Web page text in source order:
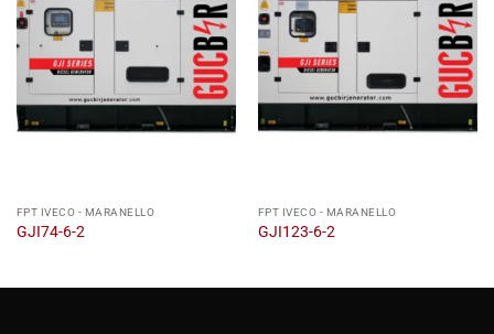
FPT IVECO - MARANELLO
GJI74-6-2
FPT IVECO - MARANELLO
GJI123-6-2